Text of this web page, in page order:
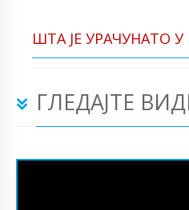
ШТА ЈЕ УРАЧУНАТО У
ГЛЕДАЈТЕ